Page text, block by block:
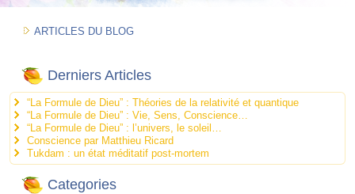
ARTICLES DU BLOG
Derniers Articles
“La Formule de Dieu” : Théories de la relativité et quantique
“La Formule de Dieu” : Vie, Sens, Conscience…
“La Formule de Dieu” : l’univers, le soleil…
Conscience par Matthieu Ricard
Tukdam : un état méditatif post-mortem
Categories